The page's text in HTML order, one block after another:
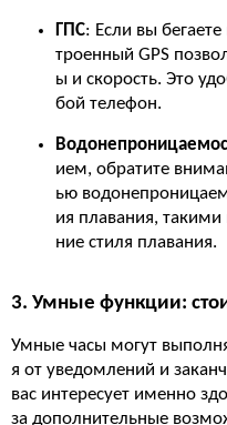
ГПС: Если вы
троенный GPS
ы и скорость. Это
бой телефон.
ием, обратите
ью
ия плавания, такими
ние стиля плавания.
3. Умные функции:
Умные часы могут
я от уведомлений и
вас интересует именно
за дополнительные